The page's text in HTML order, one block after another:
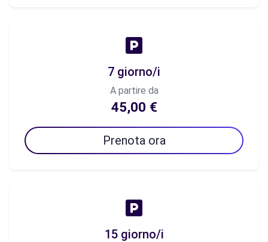
7 giorno/i
A partire da
45,00 €
Prenota ora
15 giorno/i